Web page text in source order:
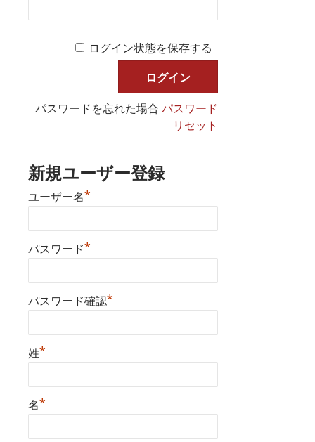
ログイン状態を保存する
パスワードを忘れた場合パスワード
リセット
新規ユーザー登録
ユーザー名*
パスワード*
パスワード確認*
姓*
名*